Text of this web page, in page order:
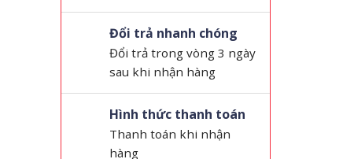
Đổi trả nhanh chóng
Đổi trả trong vòng 3 ngày
sau khi nhận hàng
Hình thức thanh toán
Thanh toán khi nhận
hàng